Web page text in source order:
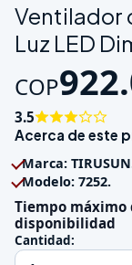
Ventilador
Luz LED
COP
3.5
Acerca de este
Marca:
Modelo: 7252.
Tiempo máximo
disponibilidad
Cantidad: